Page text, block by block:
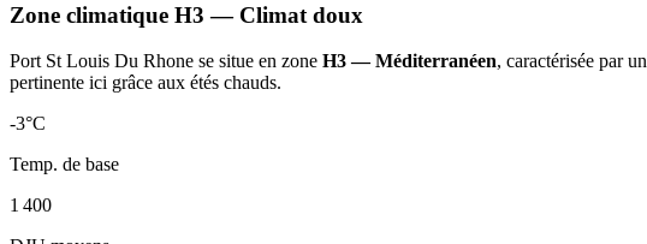
Zone climatique H3 — Climat doux
Port St Louis Du Rhone se situe en zone H3 — Méditerranéen, caractérisée par un
pertinente ici grâce aux étés chauds.
-3°C
Temp. de base
1 400